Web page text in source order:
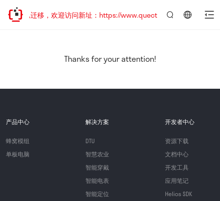
地址已迁移，欢迎访问新址：https://www.quectel.com.cn
Thanks for your attention!
产品中心
蜂窝模组
单板电脑
解决方案
DTU
智慧农业
智能穿戴
智能电表
智能定位
开发者中心
资源下载
文档中心
开发工具
应用笔记
Helios SDK